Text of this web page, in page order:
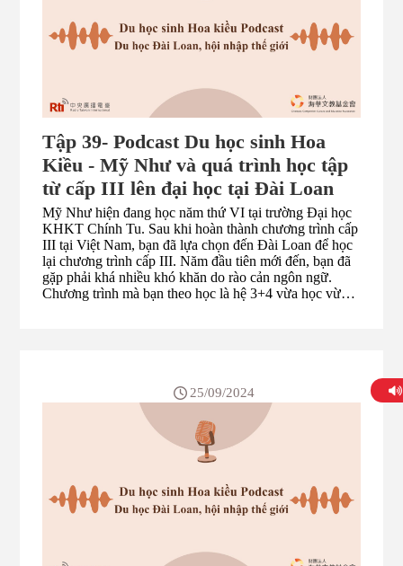
Tập 39- Podcast Du học sinh Hoa
Kiều - Mỹ Như và quá trình học tập
từ cấp III lên đại học tại Đài Loan
Mỹ Như hiện đang học năm thứ VI tại trường Đại học
KHKT Chính Tu. Sau khi hoàn thành chương trình cấp
III tại Việt Nam, bạn đã lựa chọn đến Đài Loan để học
lại chương trình cấp III. Năm đầu tiên mới đến, bạn đã
gặp phải khá nhiều khó khăn do rào cản ngôn ngữ.
Chương trình mà bạn theo học là hệ 3+4 vừa học vừa
việc, khiến bạn buồn vô cùng. Đã có lúc bạn nản lòng,
muốn bỏ cuộc, nhưng nhờ có gia đình luôn động viên,
giúp bạn lấy lại tinh thần để tiếp tục cô gắng. Sau bao
năm qua đi, nay ngẫm lại những ngày mới đến, bạn
cũng không khỏi ngạc nhiên, hóa ra mình đã ở Đài
25/09/2024